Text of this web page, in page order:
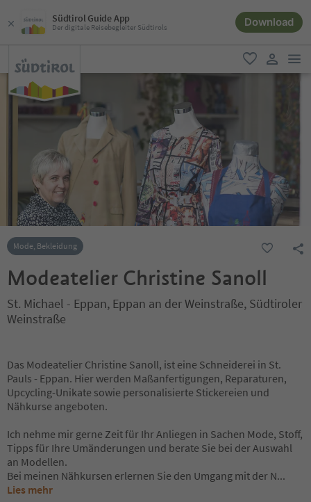
Südtirol Guide App
Der digitale Reisebegleiter Südtirols Download
favorit
user link
Mode, Bekleidung
Modeatelier Christine Sanoll
St. Michael - Eppan, Eppan an der Weinstraße, Südtiroler
Weinstraße
Das Modeatelier Christine Sanoll, ist eine Schneiderei in St.
Pauls - Eppan. Hier werden Maßanfertigungen, Reparaturen,
Upcycling-Unikate sowie personalisierte Stickereien und
Nähkurse angeboten.
Ich nehme mir gerne Zeit für Ihr Anliegen in Sachen Mode, Stoff,
Tipps für Ihre Umänderungen und berate Sie bei der Auswahl
an Modellen.
Bei meinen Nähkursen erlernen Sie den Umgang mit der N...
Lies mehr